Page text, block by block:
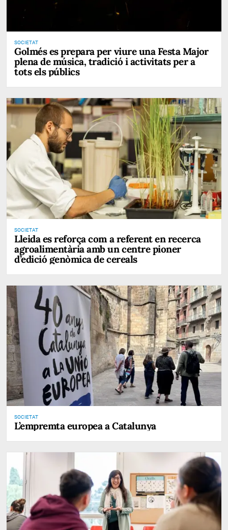
SOCIETAT
Golmés es prepara per viure una Festa Major
plena de música, tradició i activitats per a
tots els públics
SOCIETAT
Lleida es reforça com a referent en recerca
agroalimentària amb un centre pioner
d’edició genòmica de cereals
SOCIETAT
L’empremta europea a Catalunya